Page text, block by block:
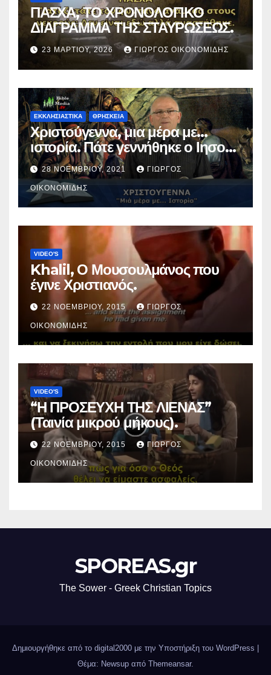
ΠΑΣΧΑ, ΤΟ ΧΡΟΝΟΛΟΓΙΚΟ
ΔΙΑΓΡΑΜΜΑ ΤΗΣ ΣΤΑΥΡΩΣΕΩΣ.
23 ΜΑΡΤΊΟΥ, 2026 ΓΙΏΡΓΟΣ ΟΙΚΟΝΟΜΊΔΗΣ
ΕΚΚΛΗΣΙΑΣΤΙΚΑ ΘΡΗΣΚΕΙΑ
Χριστούγεννα, μια μέρα με…
ιστορία. Πότε γεννήθηκε ο Ιησούς
Χριστός; (Βίντεο).
28 ΝΟΕΜΒΡΊΟΥ, 2021 ΓΙΏΡΓΟΣ
ΟΙΚΟΝΟΜΊΔΗΣ
VIDEO'S
Khalil, Ο Μουσουλμάνος που
έγινε Χριστιανός.
22 ΝΟΕΜΒΡΊΟΥ, 2015 ΓΙΏΡΓΟΣ
ΟΙΚΟΝΟΜΊΔΗΣ
VIDEO'S
“Η ΠΡΟΣΕΥΧΗ ΤΗΣ ΛΙΕΝΑΣ”
(Ταινία μικρού μήκους).
22 ΝΟΕΜΒΡΊΟΥ, 2015 ΓΙΏΡΓΟΣ
ΟΙΚΟΝΟΜΊΔΗΣ
SPOREAS.gr
The Sower - Greek Christian Topics
Δημιουργήθηκε από το digital2000 με την Υποστήριξη του WordPress
Θέμα: Newsup από Themeansar.